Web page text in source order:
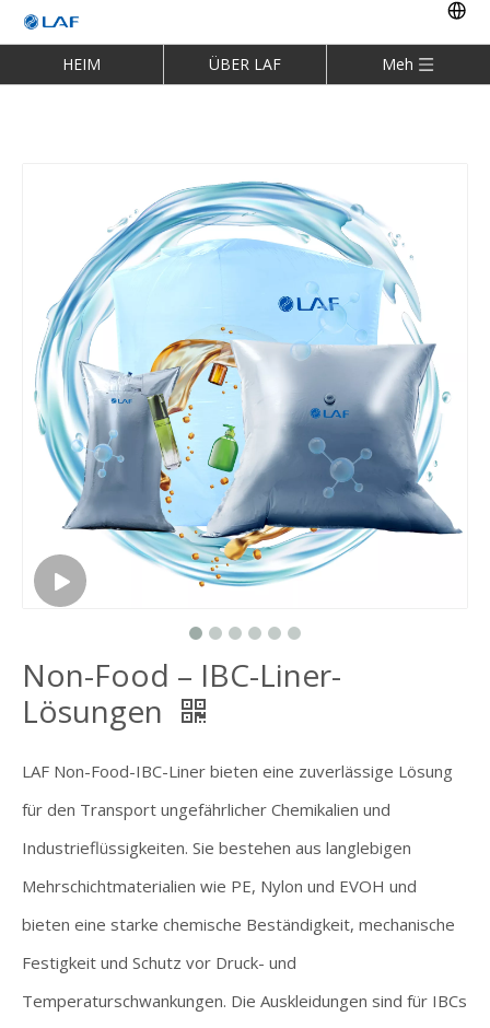
HEIM ÜBER LAF Meh
Non-Food – IBC-Liner-
Lösungen
LAF Non-Food-IBC-Liner bieten eine zuverlässige Lösung
für den Transport ungefährlicher Chemikalien und
Industrieflüssigkeiten. Sie bestehen aus langlebigen
Mehrschichtmaterialien wie PE, Nylon und EVOH und
bieten eine starke chemische Beständigkeit, mechanische
Festigkeit und Schutz vor Druck- und
Temperaturschwankungen. Die Auskleidungen sind für IBCs